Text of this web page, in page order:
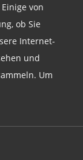
auch
von
ob Sie
Internet-
und
Um